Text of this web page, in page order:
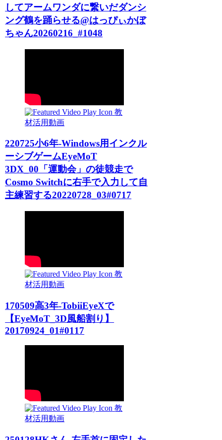
してアームワンダに繋いだダンシ
ング鶴を踊らせる@はっぴぃかぼ
ちゃん20260216_#1048
教
材活用動画
220725小6年-Windows用インクル
ーシブゲームEyeMoT
3DX_00「運動会」の徒競走で
Cosmo Switchに右手で入力して自
主練習する20220728_03#0717
教
材活用動画
170509高3年-TobiiEyeXで
【EyeMoT_3D風船割り】
20170924_01#0117
教
材活用動画